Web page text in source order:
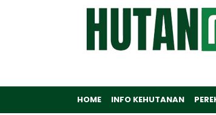
HOME INFO KEHUTANAN